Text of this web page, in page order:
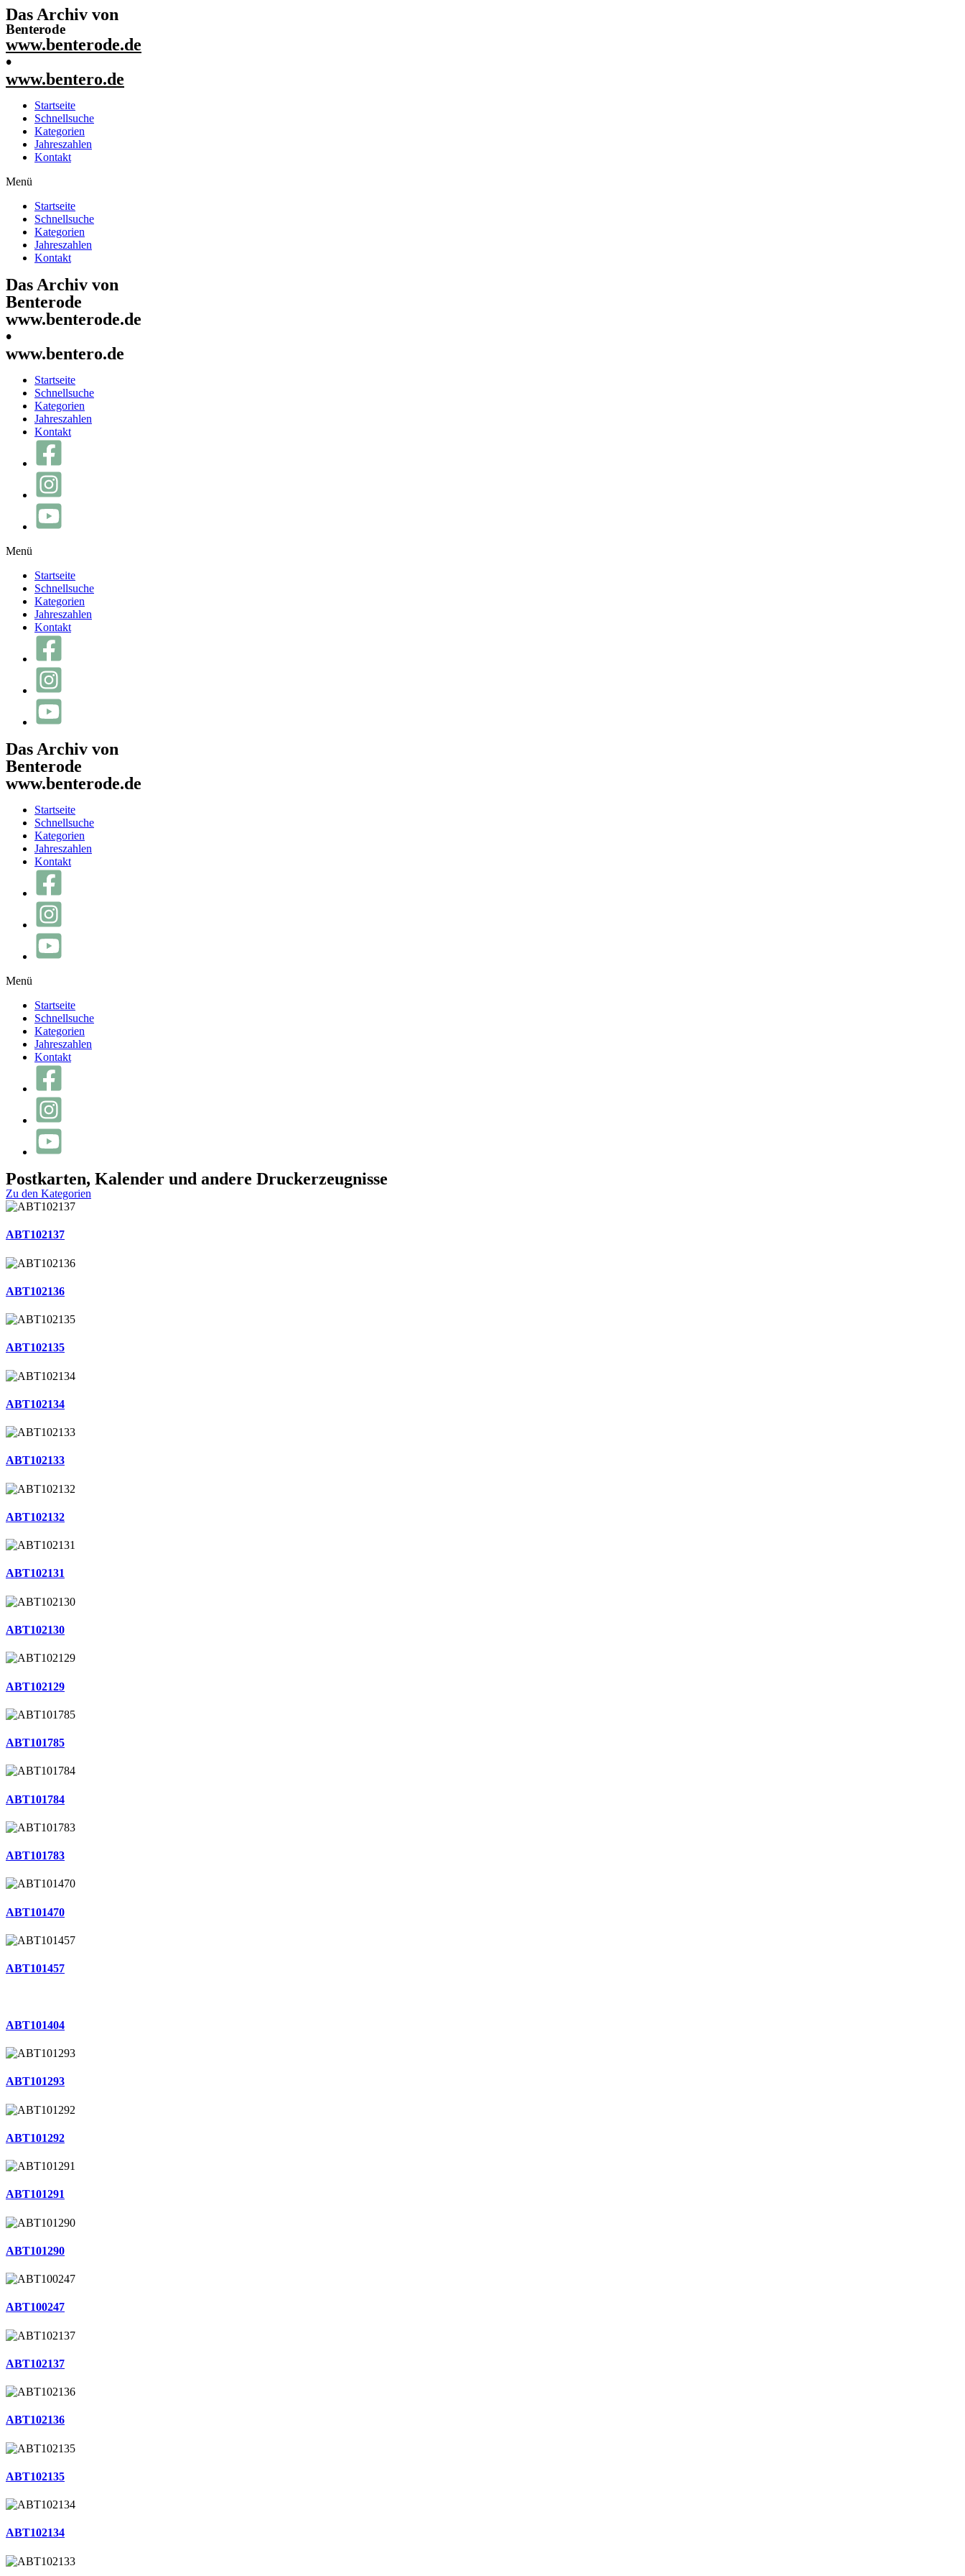
Das Archiv von
Benterode
www.benterode.de
•
www.bentero.de
Startseite
Schnellsuche
Kategorien
Jahreszahlen
Kontakt
Menü
Startseite
Schnellsuche
Kategorien
Jahreszahlen
Kontakt
Das Archiv von
Benterode
www.benterode.de
•
www.bentero.de
Startseite
Schnellsuche
Kategorien
Jahreszahlen
Kontakt
Menü
Startseite
Schnellsuche
Kategorien
Jahreszahlen
Kontakt
Das Archiv von
Benterode
www.benterode.de
Startseite
Schnellsuche
Kategorien
Jahreszahlen
Kontakt
Menü
Startseite
Schnellsuche
Kategorien
Jahreszahlen
Kontakt
Postkarten, Kalender und andere Druckerzeugnisse
Zu den Kategorien
ABT102137
ABT102136
ABT102135
ABT102134
ABT102133
ABT102132
ABT102131
ABT102130
ABT102129
ABT101785
ABT101784
ABT101783
ABT101470
ABT101457
ABT101404
ABT101293
ABT101292
ABT101291
ABT101290
ABT100247
ABT102137
ABT102136
ABT102135
ABT102134